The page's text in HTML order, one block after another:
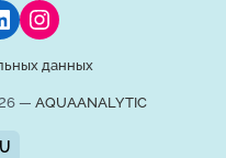
данных
— AQUAANALYTIC